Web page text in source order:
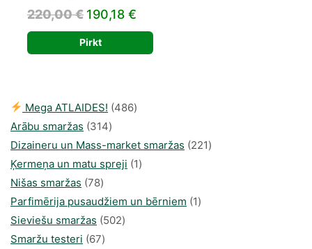
220,00€ Original
price
was:
190,18 €
price
is:
Pirkt
Mega ATLAIDES! 486486
Arābu smaržas 314314
produkti
Dizaineru un Mass-market smaržas 221221
Ķermeņa un matu spreji 11
Nišas smaržas 7878
produkts
Parfimērija pusaudžiem un bērniem 11
Sieviešu smaržas 502502
Smaržu testeri 6767